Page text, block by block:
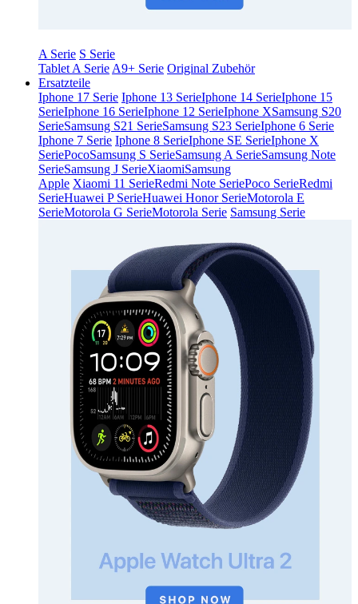
A Serie S Serie
Tablet A Serie A9+ Serie Original Zubehör
Ersatzteile
Iphone 17 Serie Iphone 13 SerieIphone 14 SerieIphone 15
SerieIphone 16 SerieIphone 12 SerieIphone XSamsung S20
SerieSamsung S21 SerieSamsung S23 SerieIphone 6 Serie
Iphone 7 Serie Iphone 8 SerieIphone SE SerieIphone X
SeriePocoSamsung S SerieSamsung A SerieSamsung Note
SerieSamsung J SerieXiaomiSamsung
Apple Xiaomi 11 SerieRedmi Note SeriePoco SerieRedmi
SerieHuawei P SerieHuawei Honor SerieMotorola E
SerieMotorola G SerieMotorola Serie Samsung Serie